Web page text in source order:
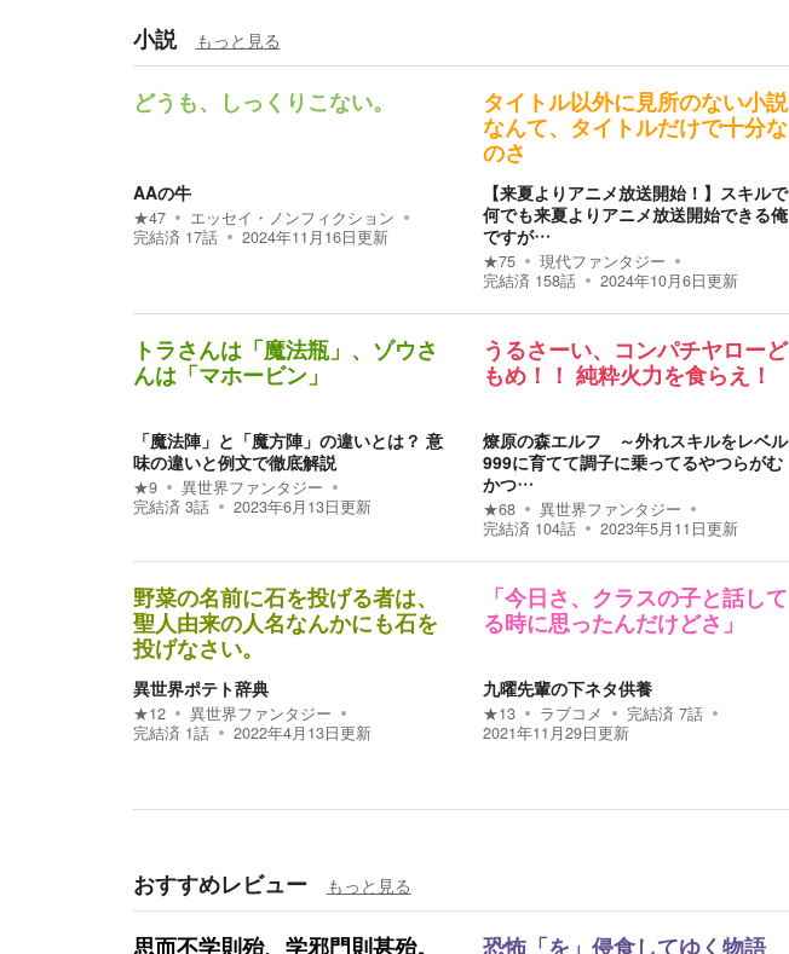
小説 もっと見る
どうも、しっくりこない。
AAの牛
★47
エッセイ・ノンフィクション
完結済 17話 2024年11月16日更新
タイトル以外に見所のない小説
なんて、タイトルだけで十分な
のさ
【来夏よりアニメ放送開始！】スキルで
何でも来夏よりアニメ放送開始できる俺
ですが…
★75
現代ファンタジー
完結済 158話 2024年10月6日更新
トラさんは「魔法瓶」、ゾウさ
んは「マホービン」
「魔法陣」と「魔方陣」の違いとは？ 意
味の違いと例文で徹底解説
★9
異世界ファンタジー
完結済 3話 2023年6月13日更新
うるさーい、コンパチヤローど
もめ！！ 純粋火力を食らえ！
燎原の森エルフ ～外れスキルをレベル
999に育てて調子に乗ってるやつらがむ
かつ…
★68
異世界ファンタジー
完結済 104話 2023年5月11日更新
野菜の名前に石を投げる者は、
聖人由来の人名なんかにも石を
投げなさい。
異世界ポテト辞典
★12
異世界ファンタジー
完結済 1話 2022年4月13日更新
「今日さ、クラスの子と話して
る時に思ったんだけどさ」
九曜先輩の下ネタ供養
★13 ラブコメ 完結済 7話
2021年11月29日更新
おすすめレビュー もっと見る
思而不学則殆、学邪門則甚殆。 恐怖「を」侵食してゆく物語